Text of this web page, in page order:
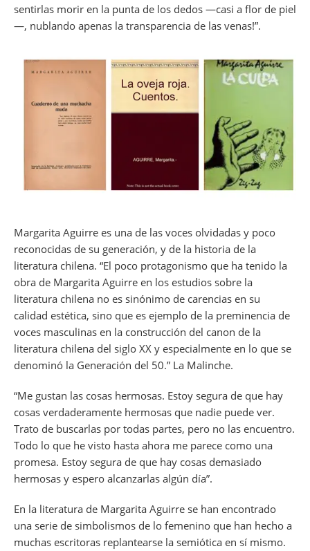
sentirlas morir en la punta de los dedos —casi a flor de piel
—, nublando apenas la transparencia de las venas!”.
Margarita Aguirre es una de las voces olvidadas y poco
reconocidas de su generación, y de la historia de la
literatura chilena. “El poco protagonismo que ha tenido la
obra de Margarita Aguirre en los estudios sobre la
literatura chilena no es sinónimo de carencias en su
calidad estética, sino que es ejemplo de la preminencia de
voces masculinas en la construcción del canon de la
literatura chilena del siglo XX y especialmente en lo que se
denominó la Generación del 50.” La Malinche.
“Me gustan las cosas hermosas. Estoy segura de que hay
cosas verdaderamente hermosas que nadie puede ver.
Trato de buscarlas por todas partes, pero no las encuentro.
Todo lo que he visto hasta ahora me parece como una
promesa. Estoy segura de que hay cosas demasiado
hermosas y espero alcanzarlas algún día”.
En la literatura de Margarita Aguirre se han encontrado
una serie de simbolismos de lo femenino que han hecho a
muchas escritoras replantearse la semiótica en sí mismo.